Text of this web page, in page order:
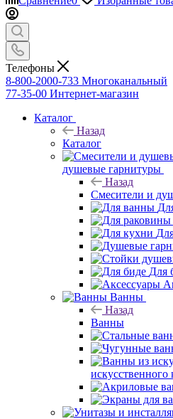
Телефоны
8-800-2000-733 Многоканальный
77-35-00 Интернет-магазин
Каталог
Назад
Каталог
душевые гарнитуры
Назад
Смесители и
Для
Ванны
Назад
Ванны
искусственного